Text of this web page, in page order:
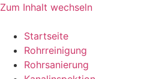
Zum Inhalt wechseln
Startseite
Rohrreinigung
Rohrsanierung